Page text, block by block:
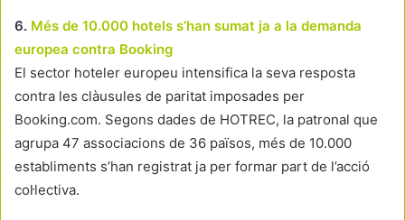
6. Més de 10.000 hotels s’han sumat ja a la demanda
europea contra Booking
El sector hoteler europeu intensifica la seva resposta
contra les clàusules de paritat imposades per
Booking.com. Segons dades de HOTREC, la patronal que
agrupa 47 associacions de 36 països, més de 10.000
establiments s’han registrat ja per formar part de l’acció
col·lectiva.